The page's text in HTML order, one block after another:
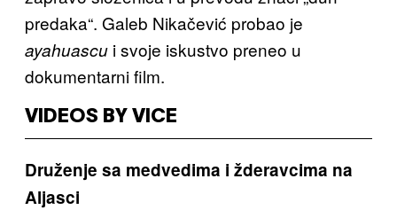
predaka“. Galeb Nikačević probao je
ayahuascu i svoje iskustvo preneo u
dokumentarni film.
VIDEOS BY VICE
Druženje sa medvedima i žderavcima na
Aljasci